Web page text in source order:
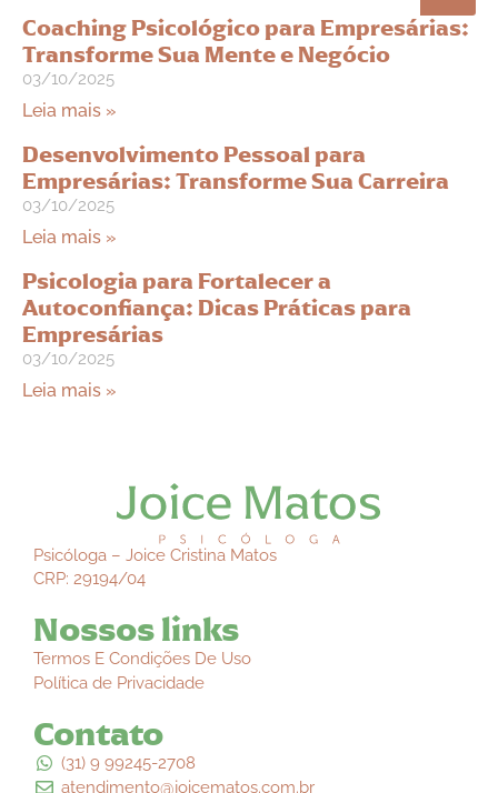
Coaching Psicológico para Empresárias:
Transforme Sua Mente e Negócio
03/10/2025
Leia mais »
Desenvolvimento Pessoal para
Empresárias: Transforme Sua Carreira
03/10/2025
Leia mais »
Psicologia para Fortalecer a
Autoconfiança: Dicas Práticas para
Empresárias
03/10/2025
Leia mais »
Psicóloga – Joice Cristina Matos
CRP: 29194/04
Nossos links
Termos E Condições De Uso
Política de Privacidade
Contato
(31) 9 99245-2708
atendimento@joicematos.com.br